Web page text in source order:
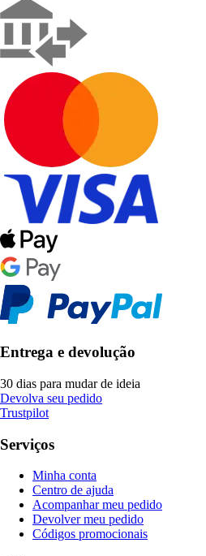
Entrega e devolução
30 dias para mudar de ideia
Devolva seu pedido
Trustpilot
Serviços
Minha conta
Centro de ajuda
Acompanhar meu pedido
Devolver meu pedido
Códigos promocionais